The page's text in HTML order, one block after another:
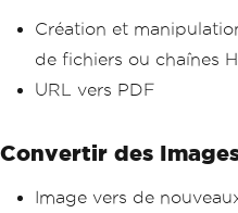
Création et
de fichiers ou chaînes
URL vers PDF
Convertir des
Image vers de